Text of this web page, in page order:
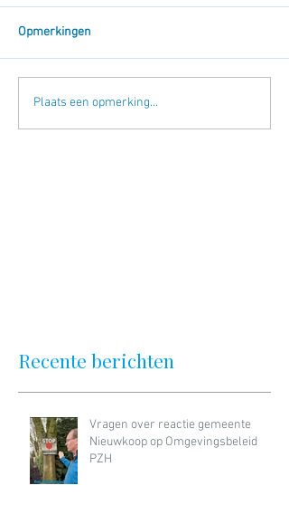
Opmerkingen
Plaats een opmerking...
Recente berichten
Vragen over reactie gemeente
Nieuwkoop op Omgevingsbeleid
PZH